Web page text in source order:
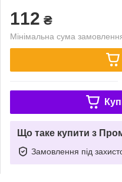
112 ₴
Мінімальна сума
Що таке купити з
Замовлення під